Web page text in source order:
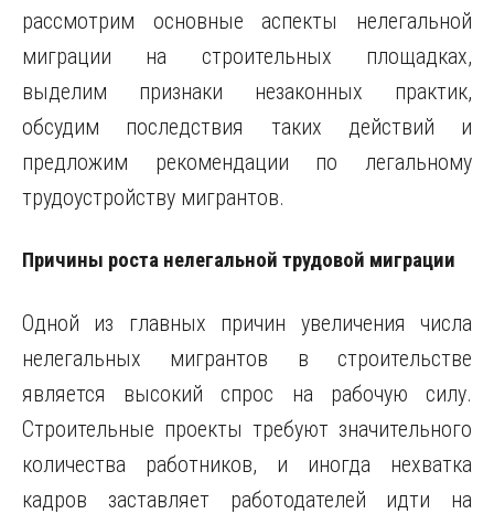
рассмотрим основные аспекты нелегальной
миграции на строительных площадках,
выделим признаки незаконных практик,
обсудим последствия таких действий и
предложим рекомендации по легальному
трудоустройству мигрантов.
Причины роста нелегальной трудовой миграции
Одной из главных причин увеличения числа
нелегальных мигрантов в строительстве
является высокий спрос на рабочую силу.
Строительные проекты требуют значительного
количества работников, и иногда нехватка
кадров заставляет работодателей идти на